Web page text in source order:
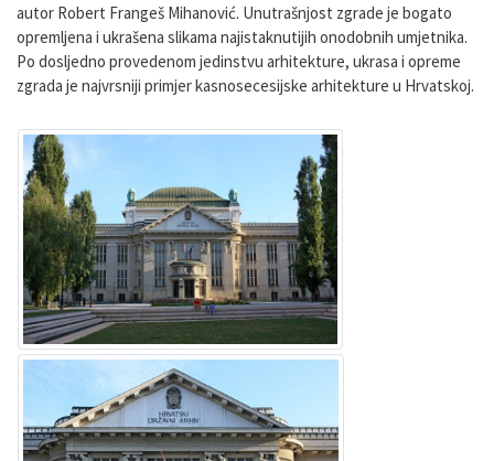
autor Robert Frangeš Mihanović. Unutrašnjost zgrade je bogato
opremljena i ukrašena slikama najistaknutijih onodobnih umjetnika.
Po dosljedno provedenom jedinstvu arhitekture, ukrasa i opreme
zgrada je najvrsniji primjer kasnosecesijske arhitekture u Hrvatskoj.